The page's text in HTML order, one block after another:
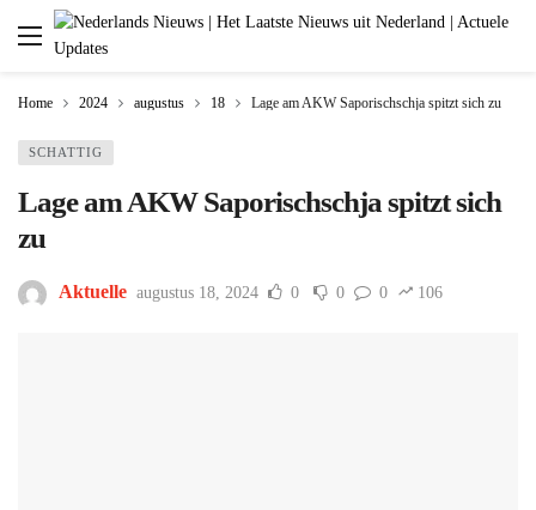
Home 2024 augustus 18 Lage am AKW Saporischschja spitzt sich zu
SCHATTIG
Lage am AKW Saporischschja spitzt sich
zu
Aktuelle augustus 18, 2024 0 0 0 106